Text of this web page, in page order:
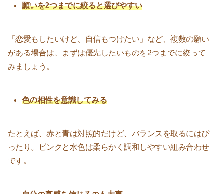
願いを2つまでに絞ると選びやすい
「恋愛もしたいけど、自信もつけたい」など、複数の願い
がある場合は、まずは優先したいものを2つまでに絞って
みましょう。
色の相性を意識してみる
たとえば、赤と青は対照的だけど、バランスを取るにはぴ
ったり。ピンクと水色は柔らかく調和しやすい組み合わせ
です。